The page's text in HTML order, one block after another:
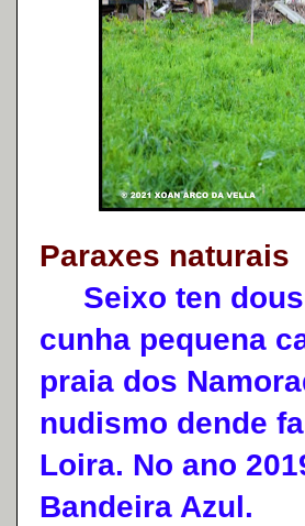
Paraxes naturais
Seixo ten dous
cunha pequena
praia dos
nudismo dende
Loira. No ano
Bandeira Azul.